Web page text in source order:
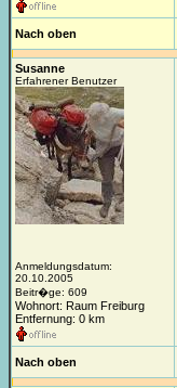
Nach oben
Susanne
Erfahrener Benutzer
Anmeldungsdatum:
20.10.2005
Beitr�ge: 609
Wohnort: Raum Freiburg
Entfernung: 0 km
Nach oben